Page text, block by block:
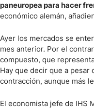
Bolivia
Estados Unidos
Nvidia (NVDA)
Banco Santander
paneuropea para hacer
económico alemán,
Ayer los mercados se
mes anterior. Por el
compuesto, que
Hay que decir que a pesar
contracción, aunque más
El economista jefe de IHS